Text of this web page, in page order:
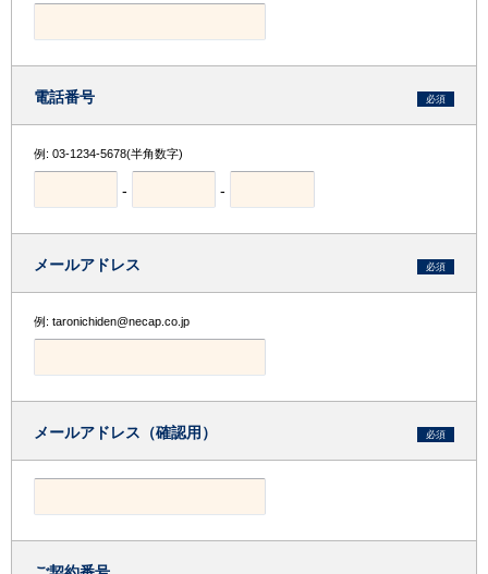
電話番号 必須
例: 03-1234-5678(半角数字)
- -
メールアドレス 必須
例: taronichiden@necap.co.jp
メールアドレス（確認用） 必須